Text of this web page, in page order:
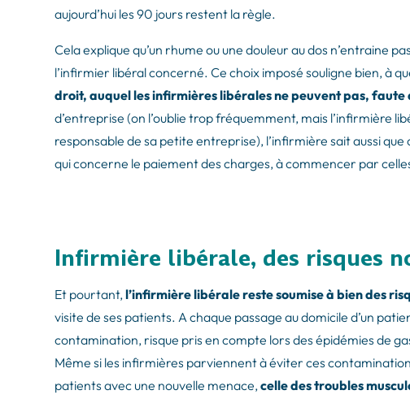
aujourd’hui les 90 jours restent la règle.
Cela explique qu’un rhume ou une douleur au dos n’entraine
l’infirmier libéral concerné. Ce choix imposé souligne bien, à
droit, auquel les infirmières libérales ne peuvent pas,
d’entreprise (on l’oublie trop fréquemment, mais l’infirmière
responsable de sa petite entreprise), l’infirmière sait aussi
qui concerne le paiement des charges, à commencer par celles
Infirmière libérale, des risques
Et pourtant,l’infirmière libérale reste soumise à bien des
visite de ses patients. A chaque passage au domicile d’un
contamination, risque pris en compte lors des épidémies de
Même si les infirmières parviennent à éviter ces
patients avec une nouvelle menace,celle des troubles